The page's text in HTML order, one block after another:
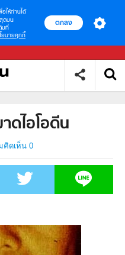
อให้ท่านได้
ดบน
มที่
ยบายคุกกี้
ตกลง
ดไอโอดีน
คิดเห็น 0